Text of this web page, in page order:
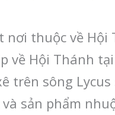
nơi thuộc về Hội
về Hội Thánh
trên sông
sản phẩm